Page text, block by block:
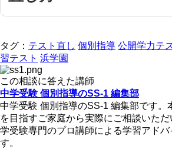
タグ： テスト直し 個別指導 公開学力テ
習テスト 浜学園
この相談に答えた講師
中学受験 個別指導のSS-1 編集部
中学受験 個別指導のSS-1 編集部です。
を目指すご家庭から実際にご相談いた
学受験専門のプロ講師による学習アドバ
す。